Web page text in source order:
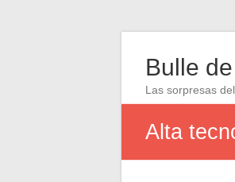
Bulle
Las sorpresas
Alta